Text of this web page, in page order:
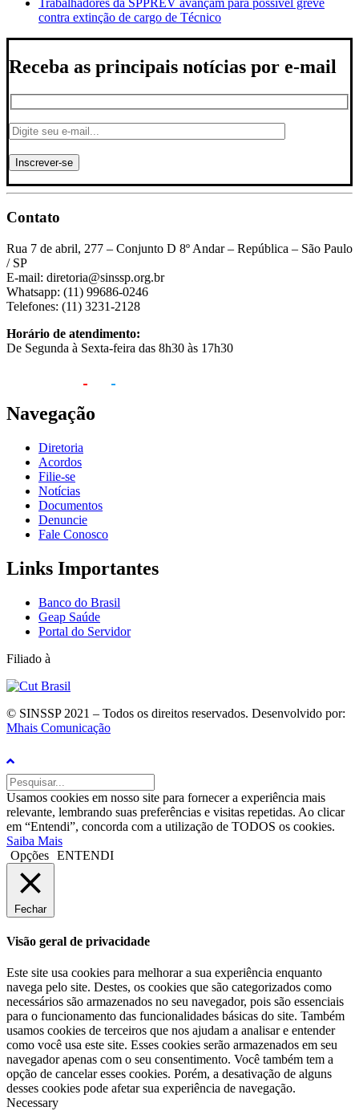
Trabalhadores da SPPREV avançam para possível greve
contra extinção de cargo de Técnico
Receba as principais notícias por e-mail
Contato
Rua 7 de abril, 277 – Conjunto D 8º Andar – República – São Paulo
/ SP
E-mail: diretoria@sinssp.org.br
Whatsapp: (11) 99686-0246
Telefones: (11) 3231-2128
Horário de atendimento:
De Segunda à Sexta-feira das 8h30 às 17h30
Navegação
Diretoria
Acordos
Filie-se
Notícias
Documentos
Denuncie
Fale Conosco
Links Importantes
Banco do Brasil
Geap Saúde
Portal do Servidor
Filiado à
© SINSSP 2021 – Todos os direitos reservados. Desenvolvido por:
Mhais Comunicação
Usamos cookies em nosso site para fornecer a experiência mais
relevante, lembrando suas preferências e visitas repetidas. Ao clicar
em “Entendi”, concorda com a utilização de TODOS os cookies.
Saiba Mais
Opções ENTENDI
Fechar
Visão geral de privacidade
Este site usa cookies para melhorar a sua experiência enquanto
navega pelo site. Destes, os cookies que são categorizados como
necessários são armazenados no seu navegador, pois são essenciais
para o funcionamento das funcionalidades básicas do site. Também
usamos cookies de terceiros que nos ajudam a analisar e entender
como você usa este site. Esses cookies serão armazenados em seu
navegador apenas com o seu consentimento. Você também tem a
opção de cancelar esses cookies. Porém, a desativação de alguns
desses cookies pode afetar sua experiência de navegação.
Necessary